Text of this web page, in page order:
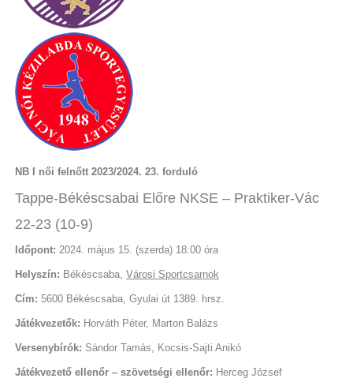
NB I női felnőtt 2023/2024. 23. forduló
Tappe-Békéscsabai Előre NKSE – Praktiker-Vác
22-23 (10-9)
Időpont: 2024. május 15. (szerda) 18:00 óra
Helyszín: Békéscsaba, Városi Sportcsarnok
Cím: 5600 Békéscsaba, Gyulai út 1389. hrsz.
Játékvezetők: Horváth Péter, Marton Balázs
Versenybírók: Sándor Tamás, Kocsis-Sajti Anikó
Játékvezető ellenőr – szövetségi ellenőr: Herceg József